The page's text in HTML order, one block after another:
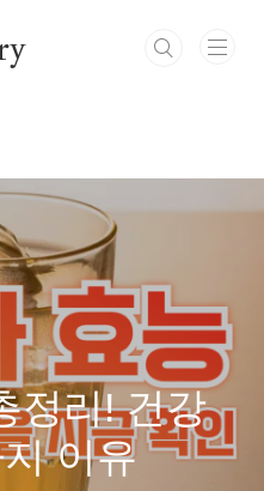
정리! 건강
이유